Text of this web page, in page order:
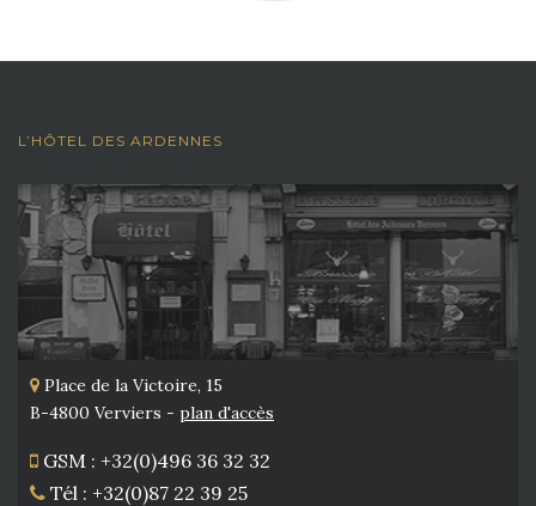
L’HÔTEL DES ARDENNES
Place de la Victoire, 15
B-4800 Verviers - plan d'accès
GSM : +32(0)496 36 32 32
Tél : +32(0)87 22 39 25